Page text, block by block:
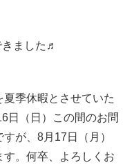
ました♬
季休暇とさせていた
日（日）この間のお問
が、8月17日（月）
す。何卒、よろしくお